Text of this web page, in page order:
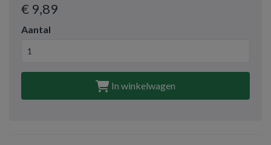
€ 9,89
Aantal
In winkelwagen